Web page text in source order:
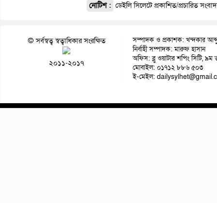
নোটিশ : ডেইলি সিলেটে প্রকাশিত/প্রচারিত
© সর্বস্বত্ব স্বত্বাধিকার সংরক্ষিত
২০১১-২০১৭
সম্পাদক ও প্রকাশক: খন্দকার
নির্বাহী সম্পাদক: মারুফ হাসান
অফিস: ব্লু ওয়াটার শপিং সিটি, ৯ম
মোবাইল: ০১৭১২ ৮৮৬ ৫০৩
ই-মেইল: